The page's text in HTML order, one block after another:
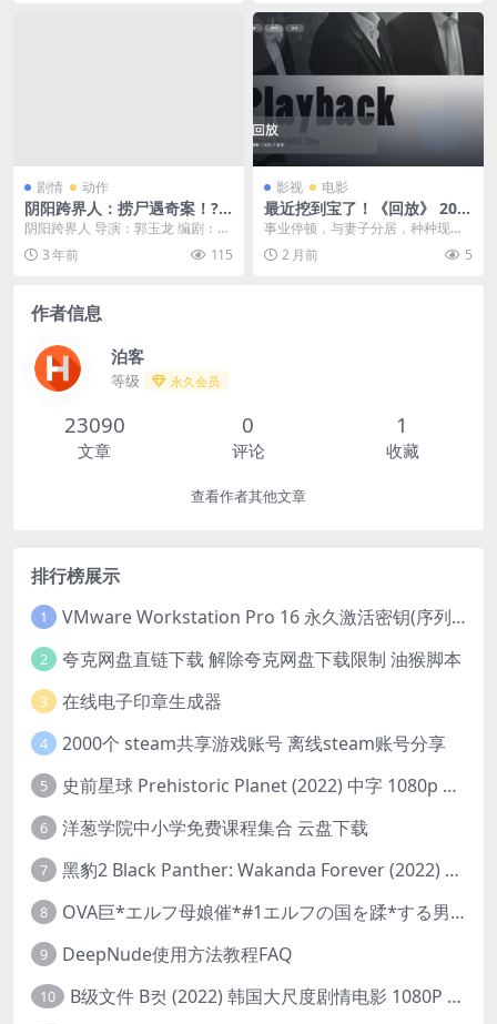
剧情 动作
阴阳跨界人：捞尸遇奇案！??
华语最新动作悬疑惊悚电影20
23
阴阳跨界人 导演：郭玉龙 编剧：倪
敏明 主演：王昭/王双宝/李明/侍宣
如/张亚坤...
3 年前 115
影视 电影
最近挖到宝了！《回放》 201
2 未删减 限时转存
事业停顿，与妻子分居，种种现实
问题将40岁的电影演员栌（村上淳
饰）推到了人生的...
2 月前 5
作者信息
泊客
等级 永久会员
23090
文章
0
评论
1
收藏
查看作者其他文章
排行榜展示
1 VMware Workstation Pro 16 永久激活密钥(序列号)
2 夸克网盘直链下载 解除夸克网盘下载限制 油猴脚本
3 在线电子印章生成器
4 2000个 steam共享游戏账号 离线steam账号分享
5 史前星球 Prehistoric Planet (2022) 中字 1080p 高清 阿里云盘 2022.5.27已更新全集
6 洋葱学院中小学免费课程集合 云盘下载
7 黑豹2 Black Panther: Wakanda Forever (2022) 高清版
8 OVA巨*エルフ母娘催*#1エルフの国を蹂*する男。汚された女王と姫
9 DeepNude使用方法教程FAQ
10 B级文件 B컷 (2022) 韩国大尺度剧情电影 1080P 中字